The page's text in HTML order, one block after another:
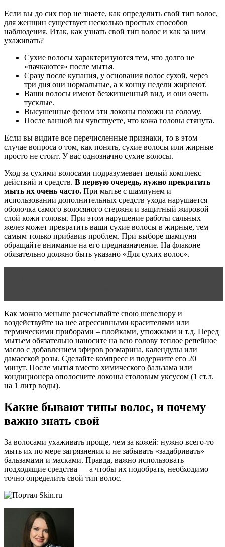
Если вы до сих пор не знаете, как определить свой тип волос,
для женщин существует несколько простых способов
наблюдения. Итак, как узнать свой тип волос и как за ним
ухаживать?
Сухие волосы характеризуются тем, что долго не
«пачкаются» после мытья.
Сразу после купания, у основания волос сухой, через
три дня они нормальные, а к концу недели жирнеют.
Ваши волосы имеют безжизненный вид, и они очень
тусклые.
Высушенные феном эти локоны похожи на солому.
После ванной вы чувствуете, что кожа головы стянута.
Если вы видите все перечисленные признаки, то в этом
случае вопроса о том, как понять, сухие волосы или жирные
просто не стоит. У вас однозначно сухие волосы.
Уход за сухими волосами подразумевает целый комплекс
действий и средств. В первую очередь, нужно прекратить
мыть их очень часто. При мытье с шампунем и
использовании дополнительных средств ухода нарушается
оболочка самого волосяного стержня и защитный жировой
слой кожи головы. При этом нарушение работы сальных
желез может превратить ваши сухие волосы в жирные, тем
самым только прибавив проблем. При выборе шампуня
обращайте внимание на его предназначение. На флаконе
обязательно должно быть указано «Для сухих волос».
Как можно меньше расчесывайте свою шевелюру и
воздействуйте на нее агрессивными красителями или
термическими приборами – плойками, утюжками и т.д. Перед
мытьем обязательно наносите на всю голову теплое репейное
масло с добавлением эфиров розмарина, календулы или
дамасской розы. Сделайте компресс и подержите его 20
минут. После мытья вместо химического бальзама или
кондиционера ополосните локоны столовым уксусом (1 ст.л.
на 1 литр воды).
Какие бывают типы волос, и почему
важно знать свой
За волосами ухаживать проще, чем за кожей: нужно всего-то
мыть их по мере загрязнения и не забывать «задабривать»
бальзамами и масками. Правда, важно использовать
подходящие средства — а чтобы их подобрать, необходимо
точно определить свой тип волос.